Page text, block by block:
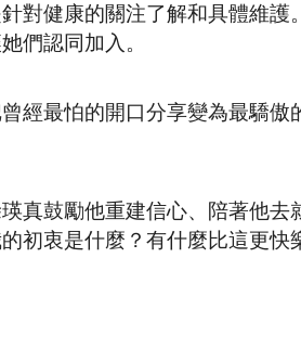
對健康的關注了解和具體維護
們認同加入。
經最怕的開口分享變為最驕傲
真鼓勵他重建信心、陪著他去
初衷是什麼？有什麼比這更快